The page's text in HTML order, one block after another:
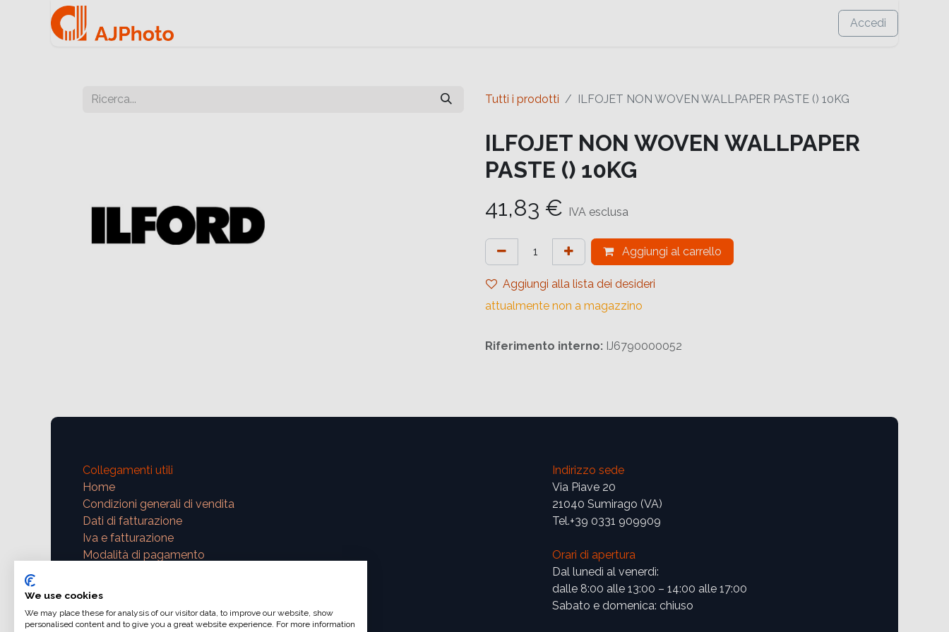
Accedi
Tutti i prodotti ILFOJET NON WOVEN WALLPAPER PASTE () 10KG
ILFOJET NON WOVEN WALLPAPER
PASTE () 10KG
41,83 € IVA esclusa
Aggiungi al carrello
Aggiungi alla lista dei desideri
attualmente non a magazzino
Riferimento interno: IJ6790000052
Collegamenti utili
Home
Condizioni generali di vendita
Dati di fatturazione
Iva e fatturazione
Modalità di pagamento
support@ajphoto.eu
Indirizzo sede
Via Piave 20
21040 Sumirago (VA)
Tel.+39 0331 909909
Orari di apertura
Dal lunedì al venerdì:
dalle 8:00 alle 13:00 – 14:00 alle 17:00
Sabato e domenica: chiuso
We use cookies
We may place these for analysis of our visitor data, to improve our website, show
personalised content and to give you a great website experience. For more information